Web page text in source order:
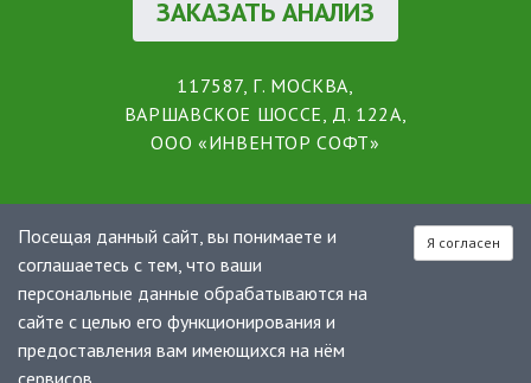
ЗАКАЗАТЬ АНАЛИЗ
117587, Г. МОСКВА,
ВАРШАВСКОЕ ШОССЕ, Д. 122А,
ООО «ИНВЕНТОР СОФТ»
Посещая данный сайт, вы понимаете и
соглашаетесь с тем, что ваши
персональные данные обрабатываются на
сайте с целью его функционирования и
предоставления вам имеющихся на нём
сервисов.
Я согласен